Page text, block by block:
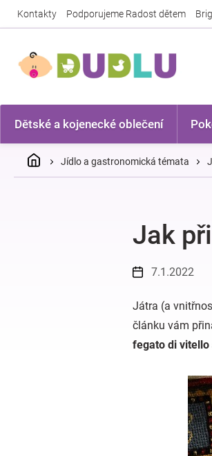
Kontakty Podporujeme Radost dětem
Dětské a kojenecké oblečení
DomůJídlo a gastronomická témata
Jak
7.1.2022
Játra (a
článku vám
fegato di vitello